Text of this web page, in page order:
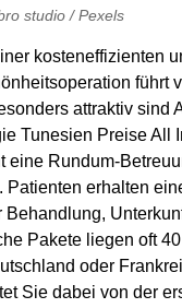
studio / Pexels
kosteneffizienten
führt
attraktiv sind
Tunesien Preise All
eine Rundum-
Patienten erhalten
Pakete liegen oft
oder
Sie dabei von der